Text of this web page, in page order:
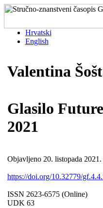
Hrvatski
English
Valentina
Glasilo
2021
Objavljeno 20. listopada
https://doi.org/10.32779/
ISSN 2623-6575 (Online)
UDK 63